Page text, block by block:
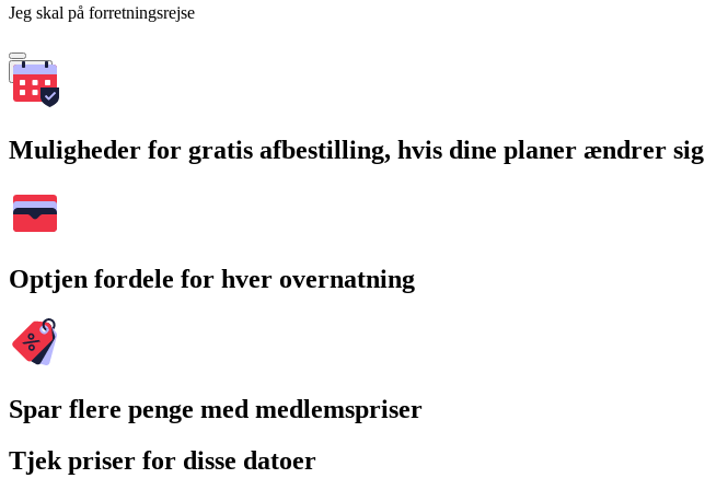
Jeg skal på forretningsrejse
Søg
Muligheder for gratis afbestilling, hvis dine planer ændrer sig
Optjen fordele for hver overnatning
Spar flere penge med medlemspriser
Tjek priser for disse datoer